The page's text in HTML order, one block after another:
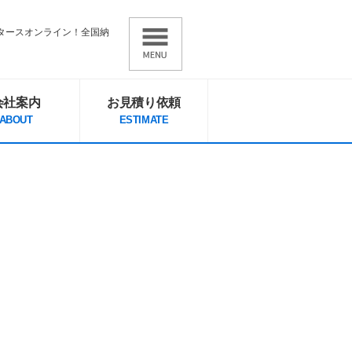
ースオンライン！全国納
社案内
ABOUT
お見積り依頼
ESTIMATE